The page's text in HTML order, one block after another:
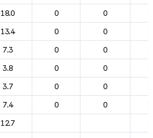
18.0 0 0
13.4 0 0
7.3 0 0
3.8 0 0
3.7 0 0
7.4 0 0
12.7